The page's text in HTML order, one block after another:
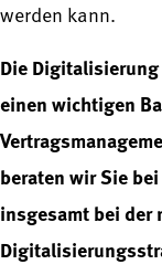
werden kann.
Die
einen wichtigen
beraten wir Sie
insgesamt bei der